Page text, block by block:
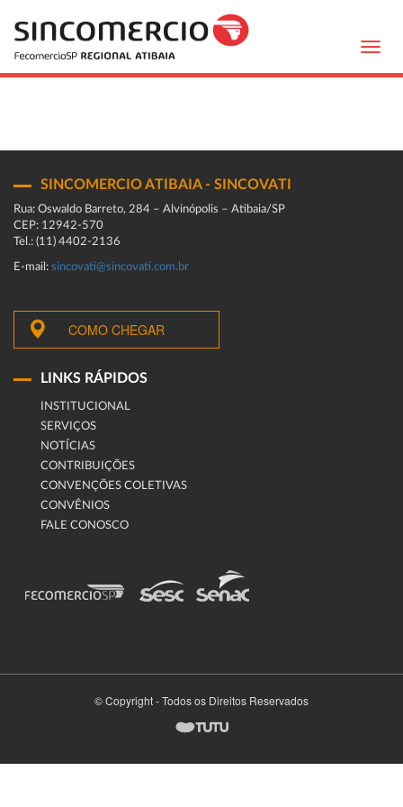
SINCOMERCIO ATIBAIA - SINCOVATI
Rua: Oswaldo Barreto, 284 – Alvinópolis – Atibaia/SP
CEP: 12942-570
Tel.: (11) 4402-2136
E-mail: sincovati@sincovati.com.br
COMO CHEGAR
LINKS RÁPIDOS
INSTITUCIONAL
SERVIÇOS
NOTÍCIAS
CONTRIBUIÇÕES
CONVENÇÕES COLETIVAS
CONVÊNIOS
FALE CONOSCO
© Copyright - Todos os Direitos Reservados